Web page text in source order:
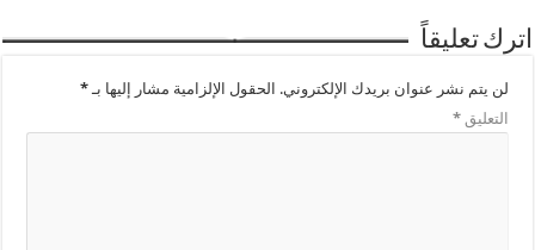
اترك تعليقاً
لن يتم نشر عنوان بريدك الإلكتروني. الحقول الإلزامية مشار إليها بـ*
التعليق*